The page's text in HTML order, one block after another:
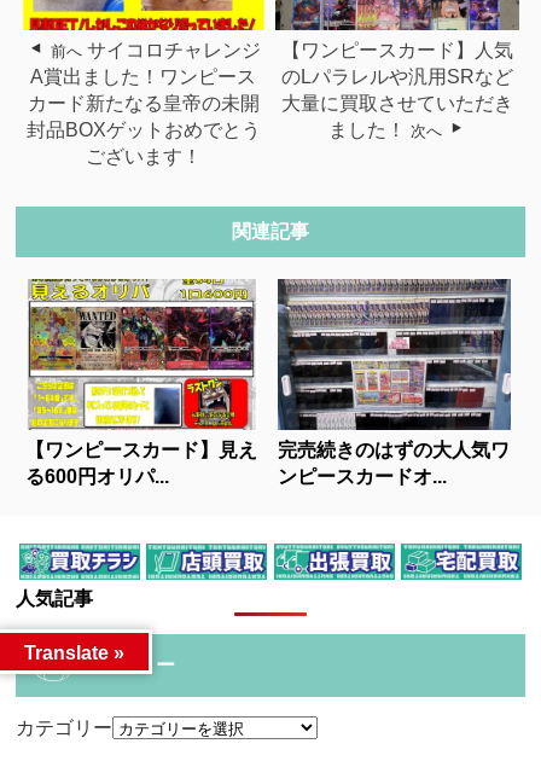
前へ サイコロチャレンジ
A賞出ました！ワンピース
カード新たなる皇帝の未開
封品BOXゲットおめでとう
ございます！
【ワンピースカード】人気
のLパラレルや汎用SRなど
大量に買取させていただき
ました！
次へ
関連記事
【ワンピースカード】見え
る600円オリパ...
完売続きのはずの大人気ワ
ンピースカードオ...
人気記事
カテゴリー
カテゴリー
Translate »